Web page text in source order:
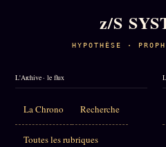
z/S
HYPOTHÈSE ·
L'Archive · le flux
La Chrono Recherche
Toutes les rubriques